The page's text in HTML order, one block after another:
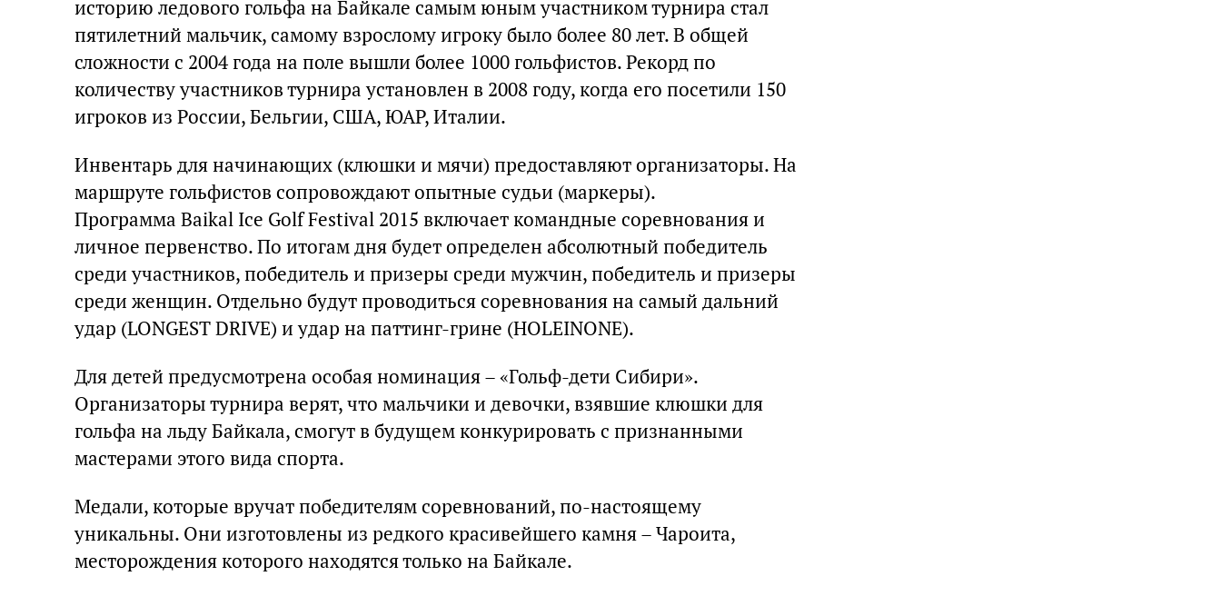
историю ледового гольфа на Байкале самым юным участником турнира стал
пятилетний мальчик, самому взрослому игроку было более 80 лет. В общей
сложности с 2004 года на поле вышли более 1000 гольфистов. Рекорд по
количеству участников турнира установлен в 2008 году, когда его посетили 150
игроков из России, Бельгии, США, ЮАР, Италии.
Инвентарь для начинающих (клюшки и мячи) предоставляют организаторы. На
маршруте гольфистов сопровождают опытные судьи (маркеры).
Программа Baikal Ice Golf Festival 2015 включает командные соревнования и
личное первенство. По итогам дня будет определен абсолютный победитель
среди участников, победитель и призеры среди мужчин, победитель и призеры
среди женщин. Отдельно будут проводиться соревнования на самый дальний
удар (LONGEST DRIVE) и удар на паттинг-грине (HOLEINONE).
Для детей предусмотрена особая номинация – «Гольф-дети Сибири».
Организаторы турнира верят, что мальчики и девочки, взявшие клюшки для
гольфа на льду Байкала, смогут в будущем конкурировать с признанными
мастерами этого вида спорта.
Медали, которые вручат победителям соревнований, по-настоящему
уникальны. Они изготовлены из редкого красивейшего камня – Чароита,
месторождения которого находятся только на Байкале.